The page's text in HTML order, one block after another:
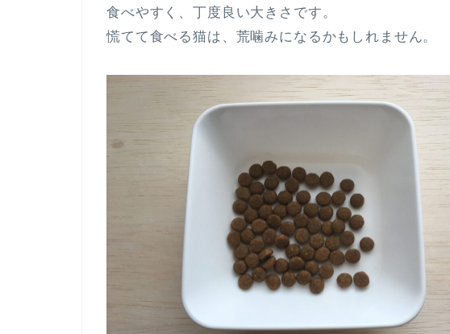
食べやすく、丁度良い大きさです。
慌てて食べる猫は、荒噛みになるかもしれません。